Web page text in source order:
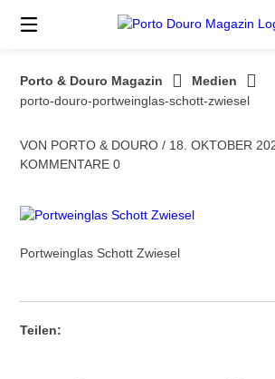
zum
Porto & Douro Magazin
Medien
porto-douro-portweinglas-schott-zwiesel
VON PORTO & DOURO / 18. OKTOBER
KOMMENTARE 0
Portweinglas Schott Zwiesel
Teilen: